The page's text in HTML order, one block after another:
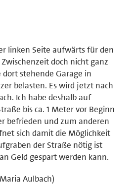
linken Seite aufwärts für den
doch nicht ganz
stehende Garage in
belasten. Es wird jetzt nach
Ich habe deshalb auf
bis ca. 1 Meter vor Beginn
befrieden und zum anderen
sich damit die Möglichkeit
der Straße nötig ist
Geld gespart werden kann.
Aulbach)